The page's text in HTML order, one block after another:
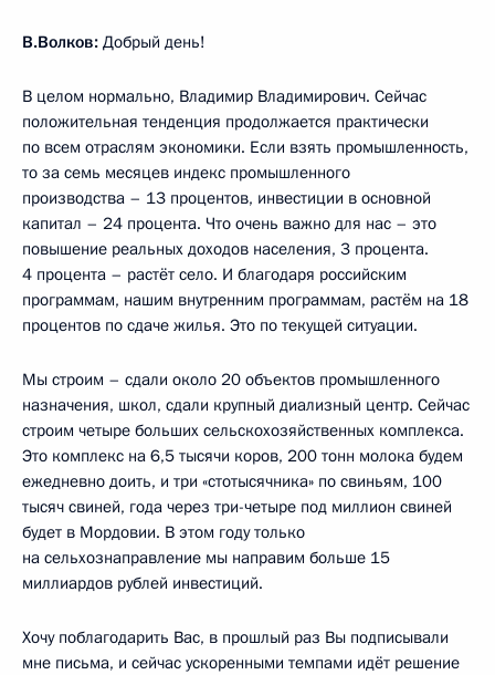
В.Волков: Добрый день!
В целом нормально, Владимир Владимирович. Сейчас
положительная тенденция продолжается практически
по всем отраслям экономики. Если взять промышленность,
то за семь месяцев индекс промышленного
производства – 13 процентов, инвестиции в основной
капитал – 24 процента. Что очень важно для нас – это
повышение реальных доходов населения, 3 процента.
4 процента – растёт село. И благодаря российским
программам, нашим внутренним программам, растём на 18
процентов по сдаче жилья. Это по текущей ситуации.
Мы строим – сдали около 20 объектов промышленного
назначения, школ, сдали крупный диализный центр. Сейчас
строим четыре больших сельскохозяйственных комплекса.
Это комплекс на 6,5 тысячи коров, 200 тонн молока будем
ежедневно доить, и три «стотысячника» по свиньям, 100
тысяч свиней, года через три-четыре под миллион свиней
будет в Мордовии. В этом году только
на сельхознаправление мы направим больше 15
миллиардов рублей инвестиций.
Хочу поблагодарить Вас, в прошлый раз Вы подписывали
мне письма, и сейчас ускоренными темпами идёт решение